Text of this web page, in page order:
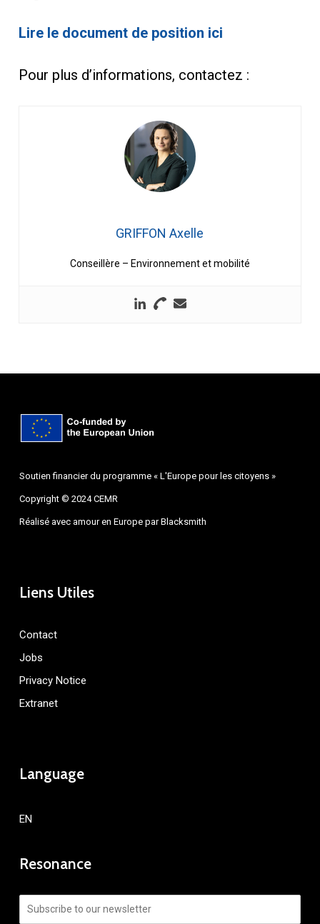
Lire le document de position ici
Pour plus d’informations, contactez :
GRIFFON Axelle
Conseillère – Environnement et mobilité
Soutien financier du programme « L'Europe pour les citoyens »
Copyright © 2024 CEMR
Réalisé avec amour en Europe parBlacksmith
Liens Utiles
Contact
Jobs
Privacy Notice
Extranet
Language
EN
Resonance